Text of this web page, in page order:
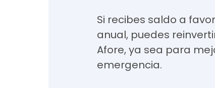
Si recibes saldo a
anual, puedes
Afore, ya sea para
emergencia.